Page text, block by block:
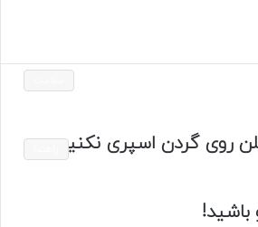
روی گردن اسپری نکنید
باشید!